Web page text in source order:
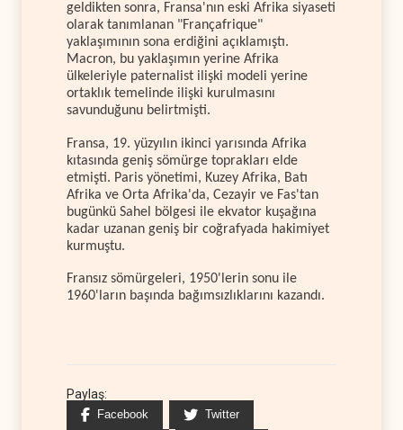
geldikten sonra, Fransa'nın eski Afrika siyaseti
olarak tanımlanan "Françafrique"
yaklaşımının sona erdiğini açıklamıştı.
Macron, bu yaklaşımın yerine Afrika
ülkeleriyle paternalist ilişki modeli yerine
ortaklık temelinde ilişki kurulmasını
savunduğunu belirtmişti.
Fransa, 19. yüzyılın ikinci yarısında Afrika
kıtasında geniş sömürge toprakları elde
etmişti. Paris yönetimi, Kuzey Afrika, Batı
Afrika ve Orta Afrika'da, Cezayir ve Fas'tan
bugünkü Sahel bölgesi ile ekvator kuşağına
kadar uzanan geniş bir coğrafyada hakimiyet
kurmuştu.
Fransız sömürgeleri, 1950'lerin sonu ile
1960'ların başında bağımsızlıklarını kazandı.
Paylaş:
Facebook Twitter